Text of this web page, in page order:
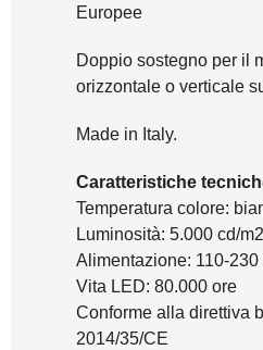
Europee
Doppio sostegno per il
orizzontale o verticale
Made in Italy.
Caratteristiche
Temperatura colore:
Luminosità: 5.000 cd/m2
Alimentazione: 110-230
Vita LED: 80.000 ore
Conforme alla direttiva
2014/35/CE